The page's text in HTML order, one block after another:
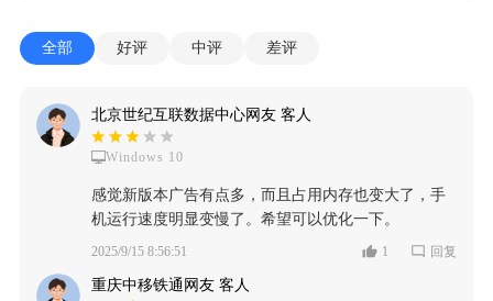
全部 好评 中评 差评
北京世纪互联数据中心网友 客人
Windows 10
感觉新版本广告有点多，而且占用内存也变大了，手
机运行速度明显变慢了。希望可以优化一下。
2025/9/15 8:56:51 1 回复
重庆中移铁通网友 客人